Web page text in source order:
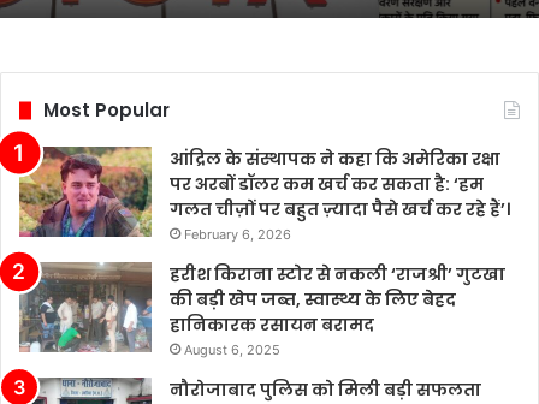
जमीन
सुरक्षा
Most Popular
आंद्रिल के संस्थापक ने कहा कि अमेरिका रक्षा
पर अरबों डॉलर कम खर्च कर सकता है: ‘हम
गलत चीज़ों पर बहुत ज़्यादा पैसे खर्च कर रहे हैं’।
February 6, 2026
हरीश किराना स्टोर से नकली ‘राजश्री’ गुटखा
की बड़ी खेप जब्त, स्वास्थ्य के लिए बेहद
हानिकारक रसायन बरामद
August 6, 2025
नौरोजाबाद पुलिस को मिली बड़ी सफलता